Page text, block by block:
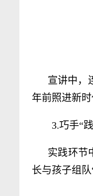
宣讲中，
年前照进新
3.巧手“
实践环节
长与孩子组